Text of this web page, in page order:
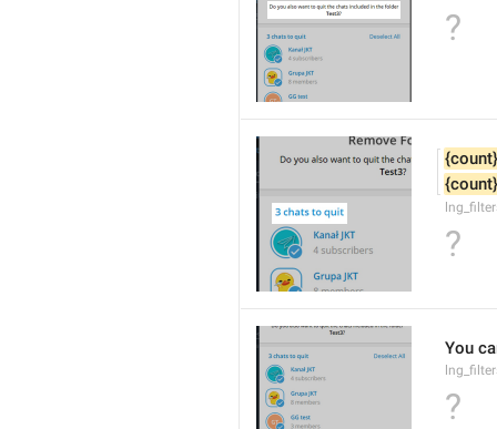
?
{count}
{count}
?
You
?